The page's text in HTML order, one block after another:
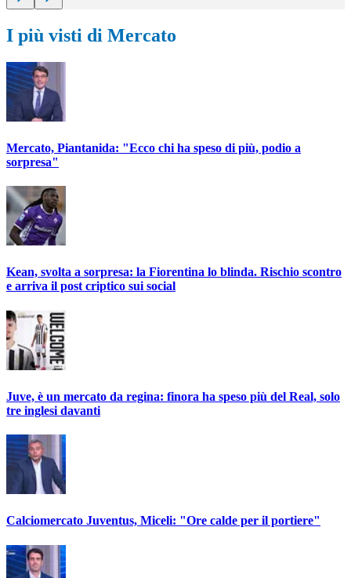
I più visti di Mercato
Mercato, Piantanida: "Ecco chi ha speso di più, podio a
sorpresa"
Kean, svolta a sorpresa: la Fiorentina lo blinda. Rischio scontro
e arriva il post criptico sui social
Juve, è un mercato da regina: finora ha speso più del Real, solo
tre inglesi davanti
Calciomercato Juventus, Miceli: "Ore calde per il portiere"